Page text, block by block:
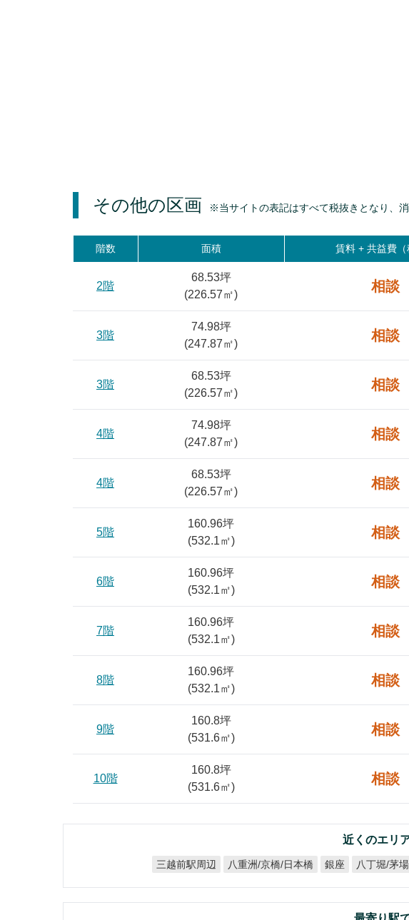
その他の区画 ※当サイトの表記はすべて税抜きとなり、消
階数 面積 賃料 +共益費（
2階
68.53坪
(226.57㎡)
相談
3階
74.98坪
(247.87㎡)
相談
3階
68.53坪
(226.57㎡)
相談
4階
74.98坪
(247.87㎡)
相談
4階
68.53坪
(226.57㎡)
相談
5階
160.96坪
(532.1㎡)
相談
6階
160.96坪
(532.1㎡)
相談
7階
160.96坪
(532.1㎡)
相談
8階
160.96坪
(532.1㎡)
相談
9階
160.8坪
(531.6㎡)
相談
10階
160.8坪
(531.6㎡)
相談
近くのエリ
三越前駅周辺 八重洲/京橋/日本橋 銀座 八丁堀/茅